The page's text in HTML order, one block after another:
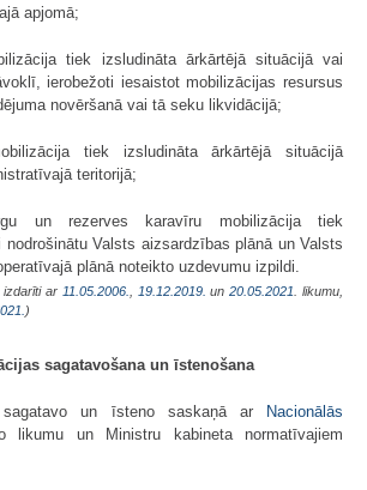
apjomā;
tiek izsludināta ārkārtējā situācijā vai
ierobežoti iesaistot mobilizācijas resursus
novēršanā vai tā seku likvidācijā;
tiek izsludināta ārkārtējā situācijā
teritorijā;
un rezerves karavīru mobilizācija tiek
nodrošinātu Valsts aizsardzības plānā un Valsts
plānā noteikto uzdevumu izpildi.
izdarīti ar 11.05.2006. 19.12.2019. un20.05.2021
. likumu,
)
sagatavošana un īstenošana
sagatavo un īsteno saskaņā ar
Nacionālās
likumu un Ministru kabineta normatīvajiem